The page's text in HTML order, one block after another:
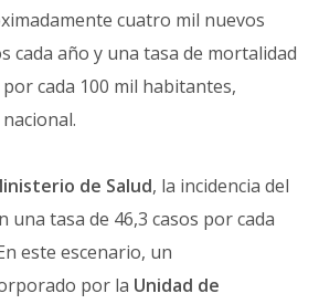
cuatro mil nuevos
cada año y una tasa de mortalidad
cada 100 mil habitantes,
de Salud, la incidencia del
una tasa de 46,3 casos por cada
este escenario, un
por la Unidad de